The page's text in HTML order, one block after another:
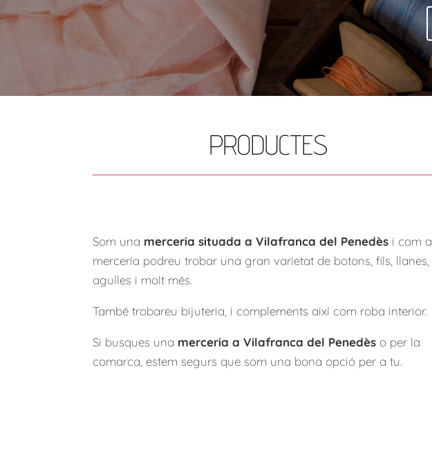
PRODUCTES
Som una merceria situada a Vilafranca del Penedès i com a
merceria podreu trobar una gran varietat de botons, fils, llanes,
agulles i molt més.
També trobareu bijuteria, i complements així com roba interior.
Si busques una merceria a Vilafranca del Penedès o per la
comarca, estem segurs que som una bona opció per a tu.